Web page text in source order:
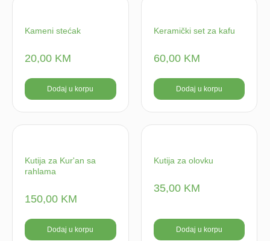
Kameni stećak
20,00 KM
Dodaj u korpu
Keramički set za kafu
60,00 KM
Dodaj u korpu
Kutija za Kur'an sa
rahlama
150,00 KM
Dodaj u korpu
Kutija za olovku
35,00 KM
Dodaj u korpu